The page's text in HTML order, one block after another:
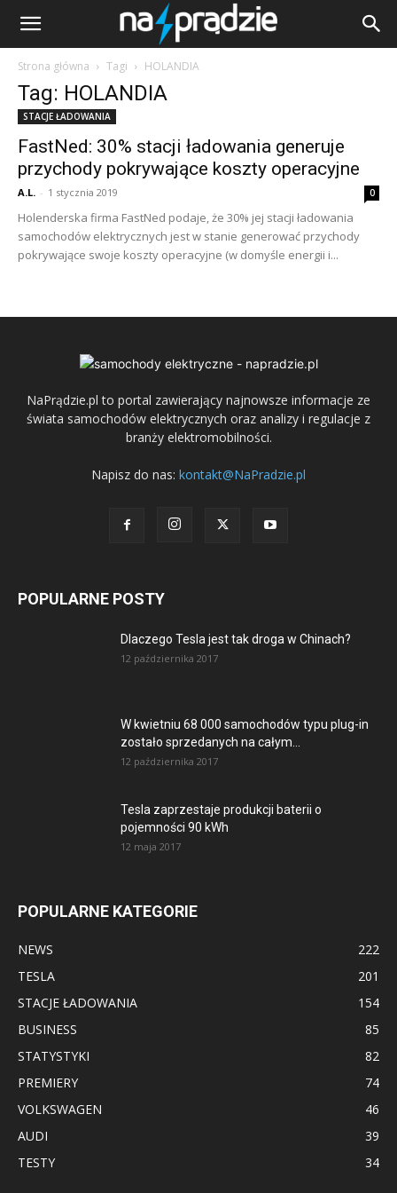
Strona główna Tagi HOLANDIA
Tag: HOLANDIA
STACJE ŁADOWANIA
FastNed: 30% stacji ładowania generuje
przychody pokrywające koszty operacyjne
A.L. - 1 stycznia 2019 0
Holenderska firma FastNed podaje, że 30% jej stacji ładowania
samochodów elektrycznych jest w stanie generować przychody
pokrywające swoje koszty operacyjne (w domyśle energii i...
NaPrądzie.pl to portal zawierający najnowsze informacje ze
świata samochodów elektrycznych oraz analizy i regulacje z
branży elektromobilności.
Napisz do nas: kontakt@NaPradzie.pl
POPULARNE POSTY
Dlaczego Tesla jest tak droga w Chinach?
12 października 2017
W kwietniu 68 000 samochodów typu plug-in
zostało sprzedanych na całym...
12 października 2017
Tesla zaprzestaje produkcji baterii o
pojemności 90 kWh
12 maja 2017
POPULARNE KATEGORIE
NEWS
222
TESLA
201
STACJE ŁADOWANIA
154
BUSINESS
85
STATYSTYKI
82
PREMIERY
74
VOLKSWAGEN
46
AUDI
39
TESTY
34